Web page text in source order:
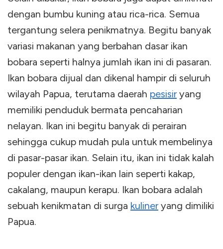
dengan bumbu kuning atau rica-rica. Semua
tergantung selera penikmatnya. Begitu banyak
variasi makanan yang berbahan dasar ikan
bobara seperti halnya jumlah ikan ini di pasaran.
Ikan bobara dijual dan dikenal hampir di seluruh
wilayah Papua, terutama daerah pesisiryang
memiliki penduduk bermata pencaharian
nelayan. Ikan ini begitu banyak di perairan
sehingga cukup mudah pula untuk membelinya
di pasar-pasar ikan. Selain itu, ikan ini tidak kalah
populer dengan ikan-ikan lain seperti kakap,
cakalang, maupun kerapu. Ikan bobara adalah
sebuah kenikmatan di surga kulineryang dimiliki
Papua.